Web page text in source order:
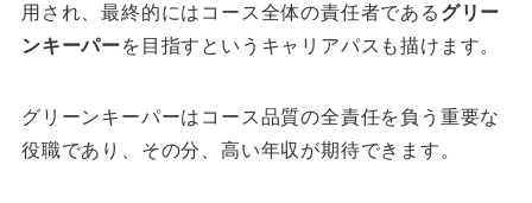
用され、最終的にはコース全体の責任者である グリー
ンキーパーを目指すというキャリアパスも描けます。
グリーンキーパーはコース品質の全責任を負う重要な
役職であり、その分、高い年収が期待できます。